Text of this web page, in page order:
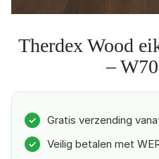
Therdex Wood
–
✓ Gratis verzending
✓ Veilig betalen met